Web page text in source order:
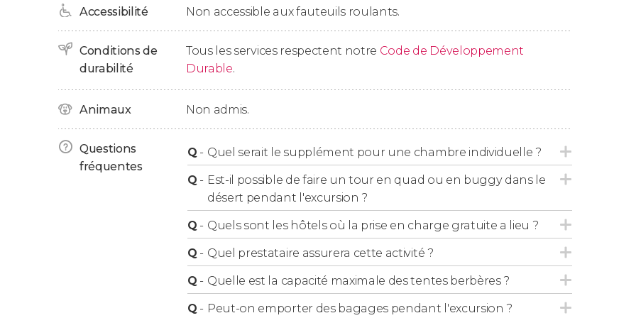
Émerveillés par les formes et les couleurs de ces montagnes, vous rejoindrezTizi
N'tfarkhin, Tinghir et la vallée du Dadès et son étonnante palmeraie. À midi, vous vous
arrêterez àKlaat M'Gounapour déjeuner et nous reposer avant de poursuivre la route.
Jour 4 : Ouarzazate - Marrakech
Après le petit-déjeuner, vous aurez la matinée pour visiter librement Ouarzazate. Nous
vous conseillons de prendre le temps de visiter la célèbreKasbah Taourirtet lesstudios de
, les plus importants d’Afrique.
Vous quitterez Ouarzazate entre 12h00 et 15h30, et serez de retour à Marrakech en fin
d'après-midi ou en début de soirée, selon le trafic.
Accessibilité Non accessible aux fauteuils roulants.
Conditions de
durabilité
Tous les services respectent notre Code de Développement
Durable.
Animaux Non admis.
Questions
fréquentes
Q - Quel serait le supplément pour une chambre individuelle ?
Q - Est-il possible de faire un tour en quad ou en buggy dans le
désert pendant l'excursion ?
Q - Quels sont les hôtels où la prise en charge gratuite a lieu ?
Q - Quel prestataire assurera cette activité ?
Q - Quelle est la capacité maximale des tentes berbères ?
Q - Peut-on emporter des bagages pendant l'excursion ?